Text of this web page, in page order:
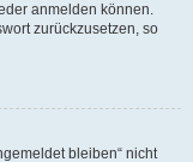
anmelden können.
zurückzusetzen, so
bleiben“ nicht